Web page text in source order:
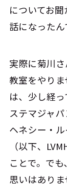
についてお
話になったん
実際に菊川
教室をやり
は、少し経
ステマジャ
ヘネシー・
（以下、
ことで。で
思いはあり